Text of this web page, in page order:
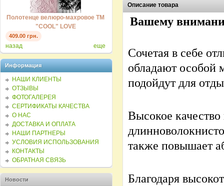
Описание товара
Вашему
Сочетая в себе
обладают особой
подойдут для
Высокое
также повышает
Благодаря
Полотенце велюро-махровое ТМ
"COOL" LOVE
409.00 грн.
Полотенце велюро-махровое ТМ
"COOL" SURFING
назад еще
Информация
НАШИ КЛИЕНТЫ
ОТЗЫВЫ
ФОТОГАЛЕРЕЯ
СЕРТИФИКАТЫ КАЧЕСТВА
О НАС
ДОСТАВКА И ОПЛАТА
НАШИ ПАРТНЕРЫ
УСЛОВИЯ ИСПОЛЬЗОВАНИЯ
КОНТАКТЫ
ОБРАТНАЯ СВЯЗЬ
Новости